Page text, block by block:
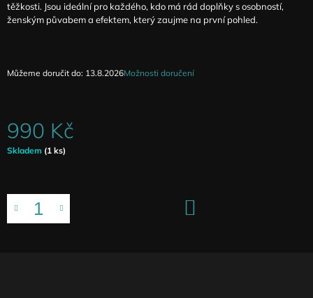
těžkosti. Jsou ideální pro každého, kdo má rád doplňky s osobností,
ženským půvabem a efektem, který zaujme na první pohled.
Můžeme doručit do: 13.8.2026Možnosti doručení
990 Kč
Měrná
Skladem (1 ks)